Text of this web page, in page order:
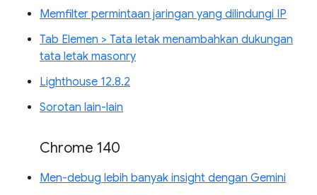
Memfilter permintaan jaringan yang dilindungi IP
Tab Elemen > Tata letak menambahkan dukungan
tata letak masonry
Lighthouse 12.8.2
Sorotan lain-lain
Chrome 140
Men-debug lebih banyak insight dengan Gemini